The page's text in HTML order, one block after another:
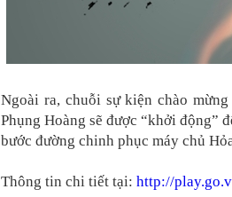
Ngoài ra, chuỗi sự kiện chào
Phụng Hoàng sẽ được “khởi động”
bước đường chinh phục máy chủ
Thông tin chi tiết tại: http://